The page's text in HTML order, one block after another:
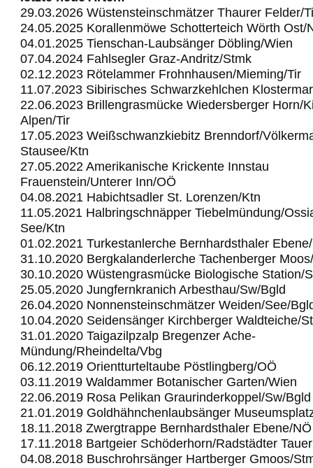
29.03.2026 Wüstensteinschmätzer Thaurer Felder/
24.05.2025 Korallenmöwe Schotterteich Wörth Ost/
04.01.2025 Tienschan-Laubsänger Döbling/Wien
07.04.2024 Fahlsegler Graz-Andritz/Stmk
02.12.2023 Rötelammer Frohnhausen/Mieming/Tir
11.07.2023 Sibirisches Schwarzkehlchen
22.06.2023 Brillengrasmücke Wiedersberger Horn/
Alpen/Tir
17.05.2023 Weißschwanzkiebitz Brenndorf/
Stausee/Ktn
27.05.2022 Amerikanische Krickente Innstau
Frauenstein/Unterer Inn/OÖ
04.08.2021 Habichtsadler St. Lorenzen/Ktn
11.05.2021 Halbringschnäpper Tiebelmündung/
See/Ktn
01.02.2021 Turkestanlerche Bernhardsthaler
31.10.2020 Bergkalanderlerche Tachenberger
30.10.2020 Wüstengrasmücke Biologische Station/
25.05.2020 Jungfernkranich Arbesthau/Sw/Bgld
26.04.2020 Nonnensteinschmätzer Weiden/See/
10.04.2020 Seidensänger Kirchberger Waldteiche/
31.01.2020 Taigazilpzalp Bregenzer Ache-
Mündung/Rheindelta/Vbg
06.12.2019 Orientturteltaube Pöstlingberg/OÖ
03.11.2019 Waldammer Botanischer Garten/Wien
22.06.2019 Rosa Pelikan Graurinderkoppel/Sw/Bgld
21.01.2019 Goldhähnchenlaubsänger
18.11.2018 Zwergtrappe Bernhardsthaler Ebene/NÖ
17.11.2018 Bartgeier Schöderhorn/Radstädter
04.08.2018 Buschrohrsänger Hartberger Gmoos/